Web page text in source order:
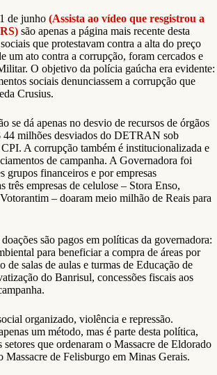
de junho (Assista ao vídeo que resgistrou a
são apenas a página mais recente desta
que protestavam contra a alta do preço
um ato contra a corrupção, foram cercados e
O objetivo da polícia gaúcha era evidente:
sociais denunciassem a corrupção que
Crusius.
se dá apenas no desvio de recursos de órgãos
44 milhões desviados do DETRAN sob
A corrupção também é institucionalizada e
de campanha. A Governadora foi
grupos financeiros e por empresas
três empresas de celulose – Stora Enso,
– doaram meio milhão de Reais para
são pagos em políticas da governadora:
para beneficiar a compra de áreas por
de salas de aulas e turmas de Educação de
do Banrisul, concessões fiscais aos
organizado, violência e repressão.
um método, mas é parte desta política,
setores que ordenaram o Massacre de Eldorado
Massacre de Felisburgo em Minas Gerais.